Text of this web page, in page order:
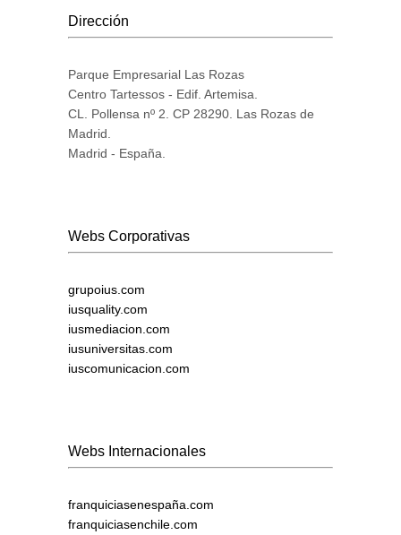
Dirección
Parque Empresarial Las Rozas
Centro Tartessos - Edif. Artemisa.
CL. Pollensa nº 2. CP 28290. Las Rozas de
Madrid.
Madrid - España.
Webs Corporativas
grupoius.com
iusquality.com
iusmediacion.com
iusuniversitas.com
iuscomunicacion.com
Webs Internacionales
franquiciasenespaña.com
franquiciasenchile.com